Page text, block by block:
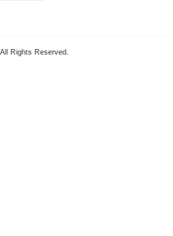
Rights Reserved.